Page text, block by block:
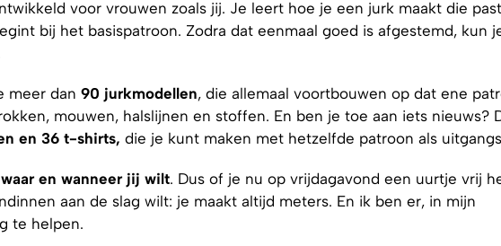
voor vrouwen zoals jij. Je leert hoe je een jurk maakt die
bij het basispatroon. Zodra dat eenmaal goed is afgestemd, kun
meer dan 90 jurkmodellen, die allemaal voortbouwen op dat ene
mouwen, halslijnen en stoffen. En ben je toe aan iets nieuws?
en 36 t-shirts, die je kunt maken met hetzelfde patroon als
waar en wanneer jij wilt. Dus of je nu op vrijdagavond een uurtje vrij
aan de slag wilt: je maakt altijd meters. En ik ben er, in mijn
te helpen.